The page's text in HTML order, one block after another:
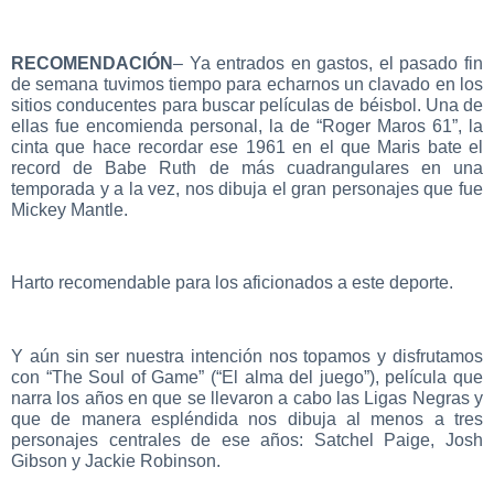
RECOMENDACIÓN– Ya entrados en gastos, el pasado fin
de semana tuvimos tiempo para echarnos un clavado en los
sitios conducentes para buscar películas de béisbol. Una de
ellas fue encomienda personal, la de “Roger Maros 61”, la
cinta que hace recordar ese 1961 en el que Maris bate el
record de Babe Ruth de más cuadrangulares en una
temporada y a la vez, nos dibuja el gran personajes que fue
Mickey Mantle.
Harto recomendable para los aficionados a este deporte.
Y aún sin ser nuestra intención nos topamos y disfrutamos
con “The Soul of Game” (“El alma del juego”), película que
narra los años en que se llevaron a cabo las Ligas Negras y
que de manera espléndida nos dibuja al menos a tres
personajes centrales de ese años: Satchel Paige, Josh
Gibson y Jackie Robinson.